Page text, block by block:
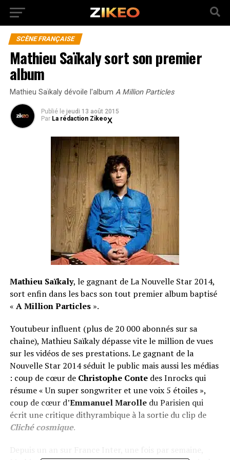
SCÈNE FRANÇAISE
Mathieu Saïkaly sort son premier
album
Mathieu Saïkaly dévoile l'album A Million Particles
Publié le jeudi 13 août 2015
Par La rédaction Zikeo
Mathieu Saïkaly, le gagnant de La Nouvelle Star 2014,
sort enfin dans les bacs son tout premier album baptisé
« A Million Particles».
Youtubeur influent (plus de 20 000 abonnés sur sa
chaîne), Mathieu Saïkaly dépasse vite le million de vues
sur les vidéos de ses prestations. Le gagnant de la
Nouvelle Star 2014 séduit le public mais aussi les médias
: coup de cœur de Christophe Contedes Inrocks qui
résume « Un super songwriter et une voix 5 étoiles »,
coup de cœur d’Emmanuel Marolledu Parisien qui
écrit une critique dithyrambique à la sortie du clip de
Cliché cosmique.